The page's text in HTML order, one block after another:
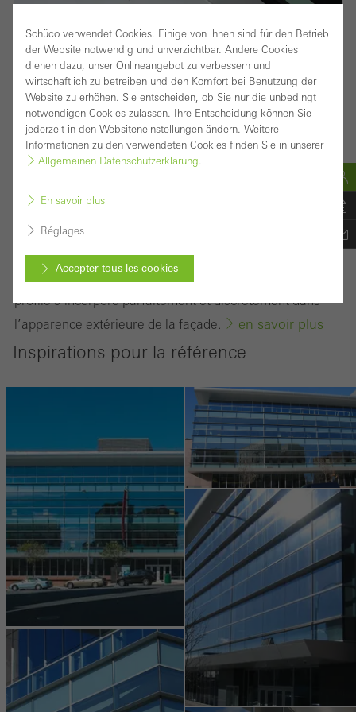
Façade montant/traverse haute performance avec
une largeur de profilés de 60 mm : la base pour de
nombreuses variantes de solutions
Le système de façade Schüco FWS 60 séduit comme
système de base pour les façades et les verrières en
toiture avec une grande flexibilité et des options de
processus de fabrication et de montage. Grâce à un large
éventail de systèmes, il existe des solutions pour les
exigences et les applications les plus diverses.
Un système de garde-corps transparent et intégré au
profilé s’incorpore parfaitement et discrètement dans
l’apparence extérieure de la façade.
en savoir plus
Inspirations pour la référence
Schüco verwendet Cookies. Einige von ihnen sind für den Betrieb
der Website notwendig und unverzichtbar. Andere Cookies
dienen dazu, unser Onlineangebot zu verbessern und
wirtschaftlich zu betreiben und den Komfort bei Benutzung der
Website zu erhöhen. Sie entscheiden, ob Sie nur die unbedingt
notwendigen Cookies zulassen. Ihre Entscheidung können Sie
jederzeit in den Websiteneinstellungen ändern. Weitere
Informationen zu den verwendeten Cookies finden Sie in unserer
Allgemeinen Datenschutzerklärung.
En savoir plus
Réglages
Accepter tous les cookies
Annuler
peuvent pas être désactivés
Les cookies sont techniquement nécessaires au bon
fonctionnement des sites web Schüco et ne peuvent pas être
désactivés. Sans ces cookies, certaines parties des pages web
ou des services souhaités ne peuvent pas être mis à disposition.
Statistiques / Cookies d´analyse
Ces cookies sont utilisés à des fins statistiques pour analyser l
´utilisation du site web et pour optimiser l´offre, par exemple en
évaluant les campagnes qui ont été menées. Ces cookies sont
utilisés pour améliorer la fonctionnalité du site web et donc l
´expérience de l´utilisateur. Ils recueillent des informations sur l
´utilisation du site web, le nombre de visites, le temps moyen
passé sur le site, les pages consultées.